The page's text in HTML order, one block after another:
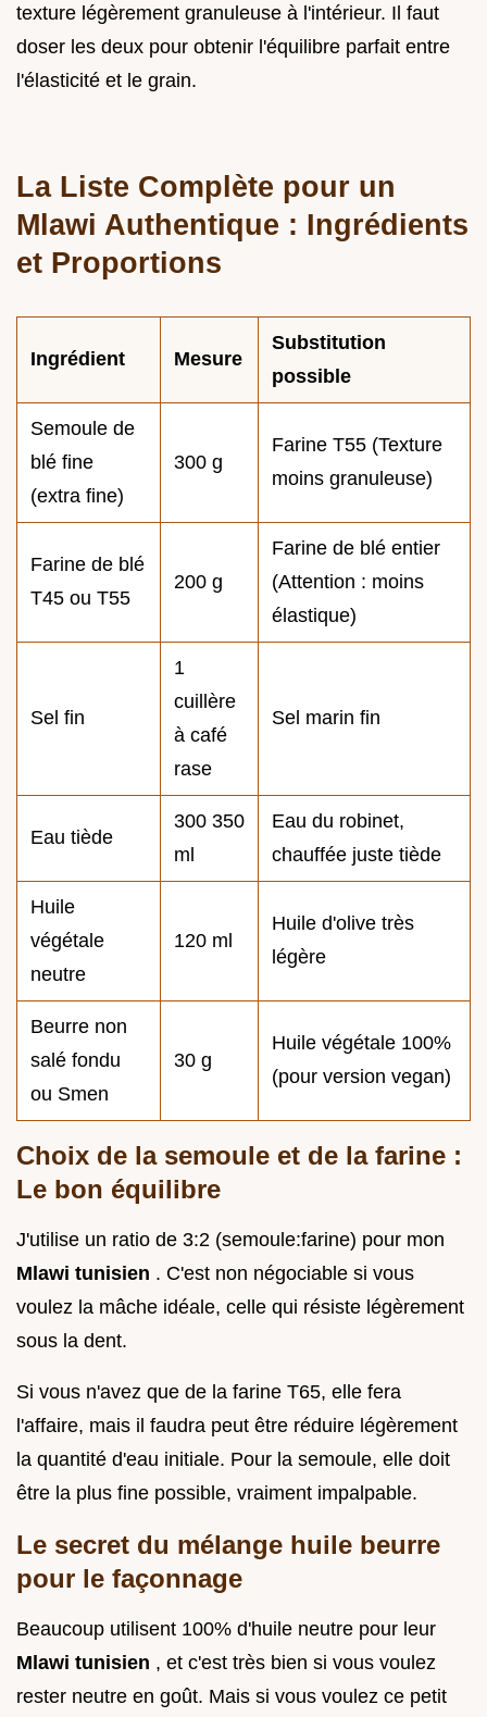
texture légèrement granuleuse à l'intérieur. Il faut
doser les deux pour obtenir l'équilibre parfait entre
l'élasticité et le grain.
La Liste Complète pour un
Mlawi Authentique : Ingrédients
et Proportions
Ingrédient Mesure
Substitution
possible
Semoule de
blé fine
(extra fine)
300 g
Farine T55 (Texture
moins granuleuse)
Farine de blé
T45 ou T55
200 g
Farine de blé entier
(Attention : moins
élastique)
Sel fin
1
cuillère
à café
rase
Sel marin fin
Eau tiède
300 350
ml
Eau du robinet,
chauffée juste tiède
Huile
végétale
neutre
120 ml
Huile d'olive très
légère
Beurre non
salé fondu
ou Smen
30 g
Huile végétale 100%
(pour version vegan)
Choix de la semoule et de la farine :
Le bon équilibre
J'utilise un ratio de 3:2 (semoule:farine) pour mon
Mlawi tunisien . C'est non négociable si vous
voulez la mâche idéale, celle qui résiste légèrement
sous la dent.
Si vous n'avez que de la farine T65, elle fera
l'affaire, mais il faudra peut être réduire légèrement
la quantité d'eau initiale. Pour la semoule, elle doit
être la plus fine possible, vraiment impalpable.
Le secret du mélange huile beurre
pour le façonnage
Beaucoup utilisent 100% d'huile neutre pour leur
Mlawi tunisien , et c'est très bien si vous voulez
rester neutre en goût. Mais si vous voulez ce petit